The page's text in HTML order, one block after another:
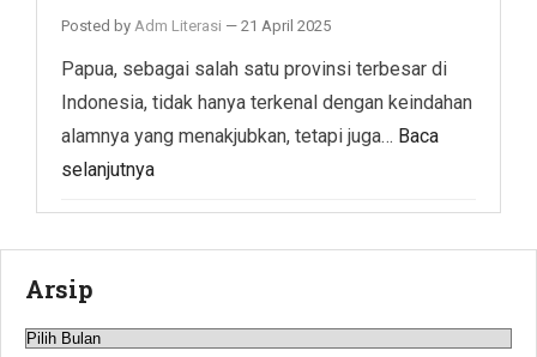
Posted by Adm Literasi — 21 April 2025
Papua, sebagai salah satu provinsi terbesar di
Indonesia, tidak hanya terkenal dengan keindahan
alamnya yang menakjubkan, tetapi juga… Baca
selanjutnya
Arsip
Arsip